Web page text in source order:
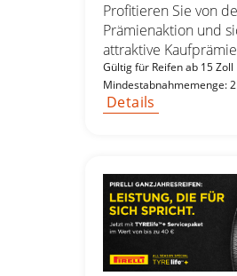
Profitieren Sie von
Prämienaktion und
attraktive Kaufprämie
einfach geht’s:
Bridgestone Reifen
teilnehmenden
15 Zoll 4 Bridgestone
= 20 € Prämie 2
Reifen = 10 € Prämie Reifen ab 18 Zoll 4
Bridgestone DRIVE
Prämie 2
Gültig für Reifen ab 15 Zoll
Mindestabnahmemenge: 2
Details